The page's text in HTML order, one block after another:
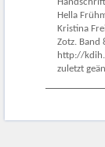
Hella
Kristina
Zotz. Band
http://
zuletzt